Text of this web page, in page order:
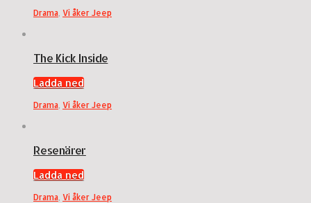
Drama, Vi åker Jeep
The Kick Inside
Ladda ned
Drama Vi åker Jeep
Resenärer
Ladda ned
Drama Vi åker Jeep